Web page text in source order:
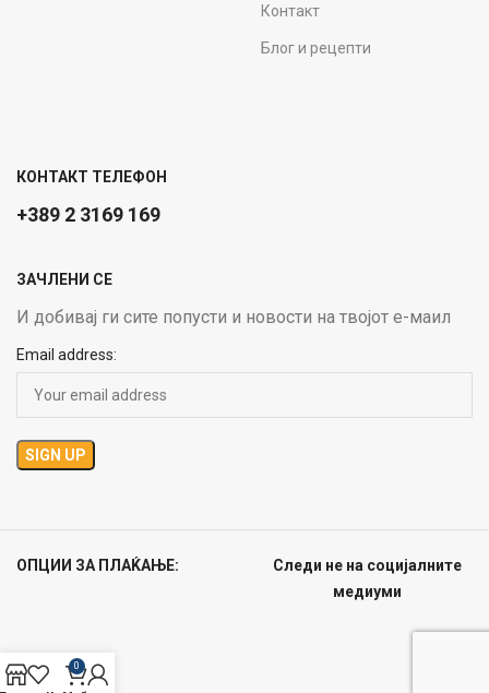
Контакт
Блог и рецепти
КОНТАКТ ТЕЛЕФОН
+389 2 3169 169
ЗАЧЛЕНИ СЕ
И добивај ги сите попусти и новости на твојот е-маил
Email address:
ОПЦИИ ЗА ПЛАЌАЊЕ:
Следи не на социјалните
медиуми
0